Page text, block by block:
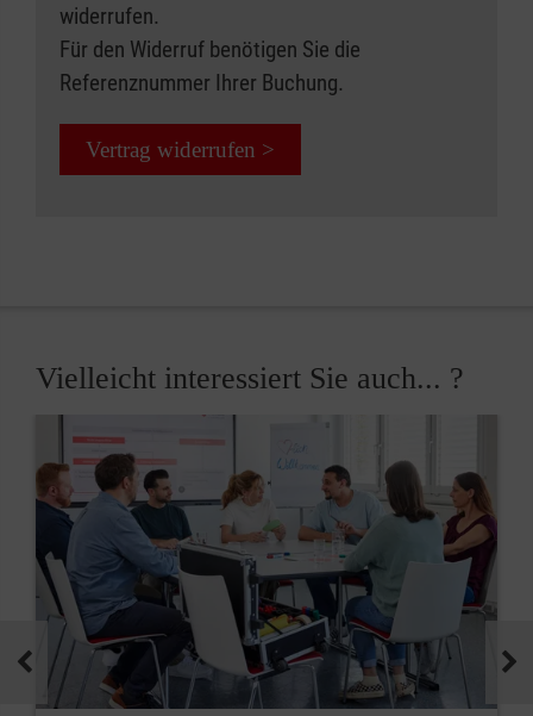
widerrufen.
Für den Widerruf benötigen Sie die
Referenznummer Ihrer Buchung.
Vertrag widerrufen >
Vielleicht interessiert Sie auch... ?